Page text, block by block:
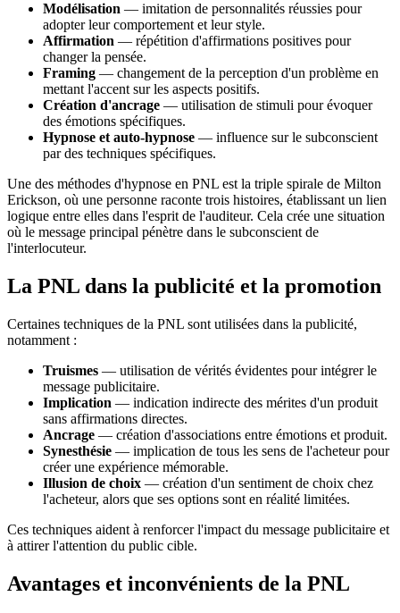
Modélisation — imitation de personnalités réussies pour
adopter leur comportement et leur style.
Affirmation — répétition d'affirmations positives pour
changer la pensée.
Framing — changement de la perception d'un problème en
mettant l'accent sur les aspects positifs.
Création d'ancrage — utilisation de stimuli pour évoquer
des émotions spécifiques.
Hypnose et auto-hypnose — influence sur le subconscient
par des techniques spécifiques.
Une des méthodes d'hypnose en PNL est la triple spirale de Milton
Erickson, où une personne raconte trois histoires, établissant un lien
logique entre elles dans l'esprit de l'auditeur. Cela crée une situation
où le message principal pénètre dans le subconscient de
l'interlocuteur.
La PNL dans la publicité et la promotion
Certaines techniques de la PNL sont utilisées dans la publicité,
notamment :
Truismes — utilisation de vérités évidentes pour intégrer le
message publicitaire.
Implication — indication indirecte des mérites d'un produit
sans affirmations directes.
Ancrage — création d'associations entre émotions et produit.
Synesthésie — implication de tous les sens de l'acheteur pour
créer une expérience mémorable.
Illusion de choix — création d'un sentiment de choix chez
l'acheteur, alors que ses options sont en réalité limitées.
Ces techniques aident à renforcer l'impact du message publicitaire et
à attirer l'attention du public cible.
Avantages et inconvénients de la PNL